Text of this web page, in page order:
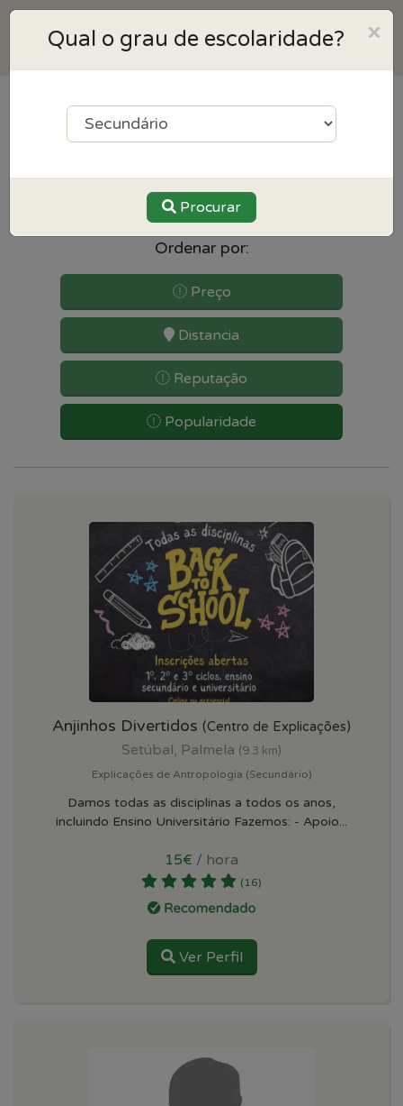
2resultados para
Ordenar por:
Preço
Distancia
Reputação
Popularidade
Anjinhos Divertidos (Centro de Explicações)
Setúbal, Palmela (9.3 km)
Explicações de Antropologia (Secundário)
Damos todas as disciplinas a todos os anos,
incluindo Ensino Universitário Fazemos: - Apoio...
15€ / hora
(16)
Ver Perfil
×
Qual o grau de escolaridade?
Procurar